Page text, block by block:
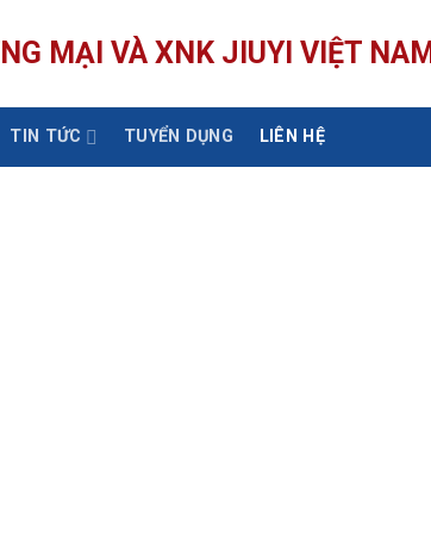
MẠI VÀ XNK JIUYI VIỆT NAM
TIN TỨC TUYỂN DỤNG LIÊN HỆ